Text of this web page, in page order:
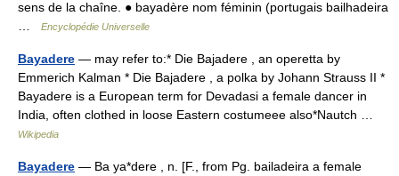
sens de la chaîne. ● bayadère nom féminin (portugais bailhadeira
Encyclopédie Universelle
Bayadere — may refer to:* Die Bajadere , an operetta by
Emmerich Kalman * Die Bajadere , a polka by Johann Strauss II *
Bayadere is a European term for Devadasi a female dancer in
India, often clothed in loose Eastern costumeee also*Nautch …
Wikipedia
Bayadere — Ba ya*dere , n. [F., from Pg. bailadeira a female